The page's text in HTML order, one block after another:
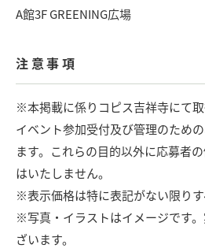
A館3F GREENING広場
注意事項
※本掲載に係りコピス吉祥寺にて
イベント参加受付及び管理のため
ます。これらの目的以外に応募者
はいたしません。
※表示価格は特に表記がない限りす
※写真・イラストはイメージです
ざいます。